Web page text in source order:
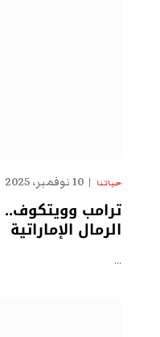
حياتنا 10 نوفمبر، 2025
ترامب
الرمال الإماراتية
…